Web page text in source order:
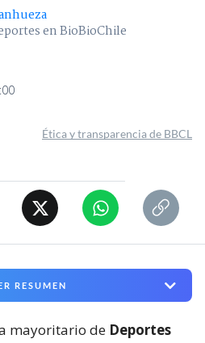
en BioBioChile
Ética y transparencia de BBCL
RESUMEN
mayoritario de Deportes